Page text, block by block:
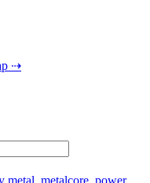
⇢
metal, metalcore, power,